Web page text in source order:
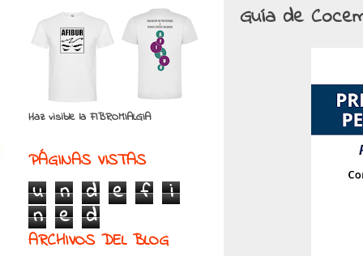
Guía de
Haz visible la FIBROMIALGIA
PÁGINAS VISTAS
u n d e f
i
n e d
ARCHIVOS DEL BLOG